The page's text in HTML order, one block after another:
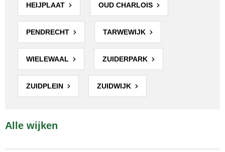
HEIJPLAAT OUD CHARLOIS
PENDRECHT TARWEWIJK
WIELEWAAL ZUIDERPARK
ZUIDPLEIN ZUIDWIJK
Alle wijken